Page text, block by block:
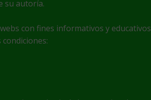
su autoría.
con fines informativos y educativos